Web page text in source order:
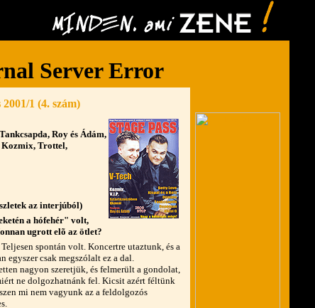
2001/1 (4. szám)
Roy és Ádám,
Kozmix, Trottel,
az interjúból)
a hófehér" volt,
ugrott elõ az ötlet?
Teljesen spontán volt. Koncertre utaztunk, és a
egyszer csak megszólalt ez a dal.
nagyon szeretjük, és felmerült a gondolat,
ne dolgozhatnánk fel. Kicsit azért féltünk
mi nem vagyunk az a feldolgozós